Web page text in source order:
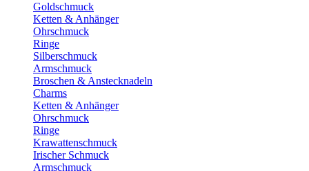
Goldschmuck
Ketten & Anhänger
Ohrschmuck
Ringe
Silberschmuck
Armschmuck
Broschen & Anstecknadeln
Charms
Ketten & Anhänger
Ohrschmuck
Ringe
Krawattenschmuck
Irischer Schmuck
Armschmuck